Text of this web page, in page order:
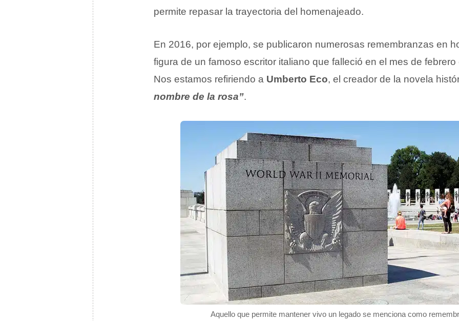
permite repasar la trayectoria del homenajeado.
En 2016, por ejemplo, se publicaron numerosas remembranzas en
figura de un famoso escritor italiano que falleció en el mes de
Nos estamos refiriendo a Umberto Eco, el creador de la novela
nombre de la rosa”.
Aquello que permite mantener vivo un legado se menciona como